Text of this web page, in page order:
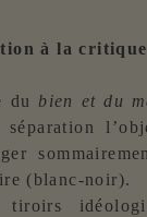
à la
du bien et du
(blanc-noir).